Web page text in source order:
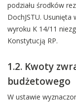
podziału środków
DochJSTU.
wyroku K 14/11
Konstytucją RP.
1.2. Kwoty
budżetowego
W ustawie